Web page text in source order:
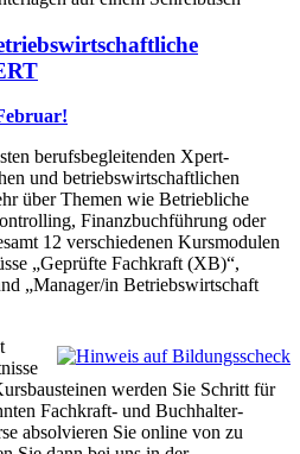
berufsbegleitenden Xpert-
und betriebswirtschaftlichen
über Themen wie Betriebliche
Finanzbuchführung oder
12 verschiedenen Kursmodulen
„Geprüfte Fachkraft (XB)“,
„Manager/in Betriebswirtschaft
werden Sie Schritt für
Fachkraft- und Buchhalter-
absolvieren Sie online von zu